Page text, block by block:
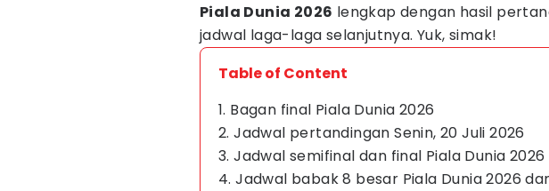
Piala Dunia 2026 lengkap dengan hasil
jadwal laga-laga selanjutnya. Yuk, simak!
Table of Content
1. Bagan final Piala Dunia 2026
2. Jadwal pertandingan Senin, 20 Juli 2026
3. Jadwal semifinal dan final Piala Dunia 2026
4. Jadwal babak 8 besar Piala Dunia 2026